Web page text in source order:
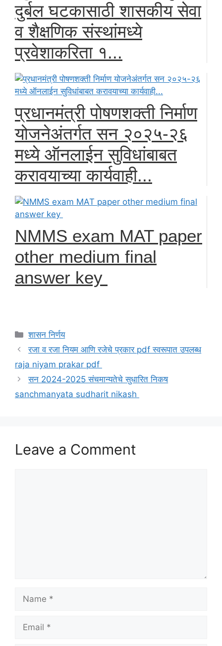
दुर्बल घटकासाठी शासकीय सेवा
व शैक्षणिक संस्थांमध्ये
प्रवेशाकरिता १...
प्रधानमंत्री पोषणशक्ती निर्माण
योजनेअंतर्गत सन २०२५-२६
मध्ये ऑनलाईन सुविधांबाबत
करावयाच्या कार्यवाही...
NMMS exam MAT paper
other medium final
answer key
Categories
शासन निर्णय
रजा व रजा नियम आणि रजेचे प्रकार pdf स्वरूपात उपलब्ध
raja niyam prakar pdf
सन 2024-2025 संचमान्यतेचे सुधारित निकष
sanchmanyata sudharit nikash
Leave a Comment